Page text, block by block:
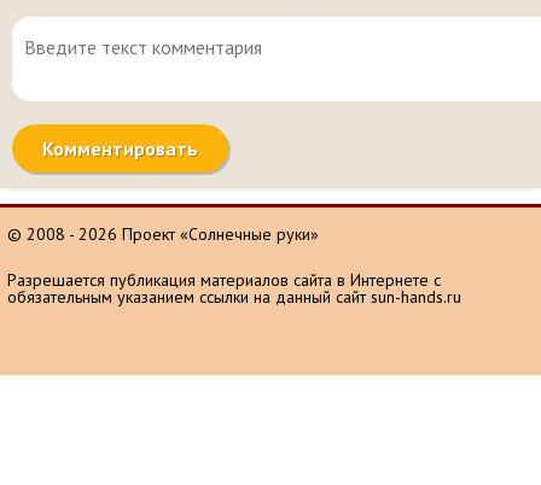
© 2008 - 2026 Проект «Солнечные руки»
Разрешается публикация материалов сайта в Интернете с
обязательным указанием ссылки на данный сайт sun-hands.ru